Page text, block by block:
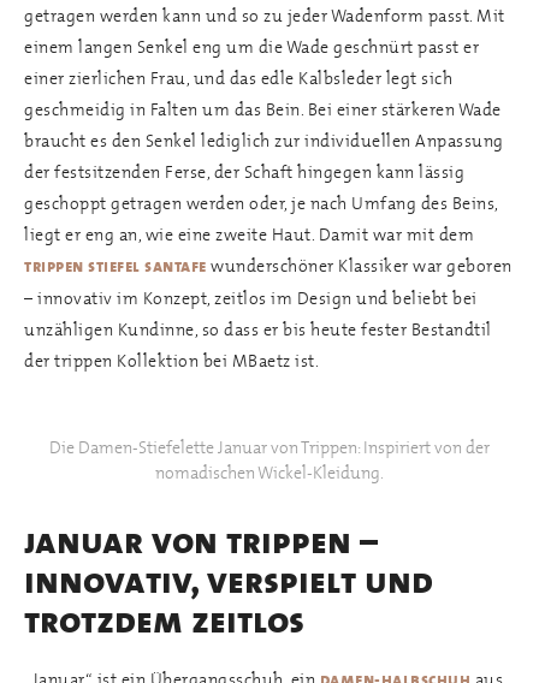
getragen werden kann und so zu jeder Wadenform passt. Mit
einem langen Senkel eng um die Wade geschnürt passt er
einer zierlichen Frau, und das edle Kalbsleder legt sich
geschmeidig in Falten um das Bein. Bei einer stärkeren Wade
braucht es den Senkel lediglich zur individuellen Anpassung
der festsitzenden Ferse, der Schaft hingegen kann lässig
geschoppt getragen werden oder, je nach Umfang des Beins,
liegt er eng an, wie eine zweite Haut. Damit war mit dem
trippen stiefel santafe wunderschöner Klassiker war geboren
– innovativ im Konzept, zeitlos im Design und beliebt bei
unzähligen Kundinne, so dass er bis heute fester Bestandtil
der trippen Kollektion bei MBaetz ist.
Die Damen-Stiefelette Januar von Trippen: Inspiriert von der
nomadischen Wickel-Kleidung.
januar von trippen –
innovativ, verspielt und
trotzdem zeitlos